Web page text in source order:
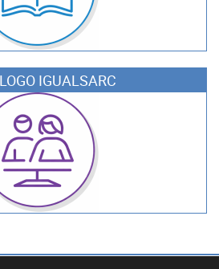
IGUALSARC